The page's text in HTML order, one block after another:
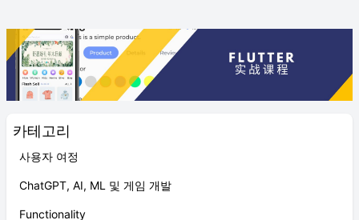
카테고리
사용자 여정
ChatGPT, AI, ML 및 게임 개발
Functionality